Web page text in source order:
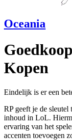
Oceania
Kopen
Eindelijk is er een
RP geeft je de sleutel
inhoud in LoL.
ervaring van het
accenten toevoegen